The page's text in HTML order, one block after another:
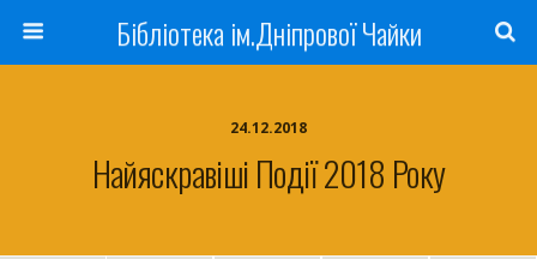
Бібліотека ім.Дніпрової Чайки
24.12.2018
Найяскравіші Події 2018 Року